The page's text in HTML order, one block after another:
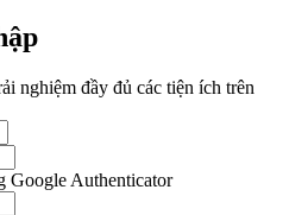
nghiệm đầy đủ các tiện ích trên
Google Authenticator